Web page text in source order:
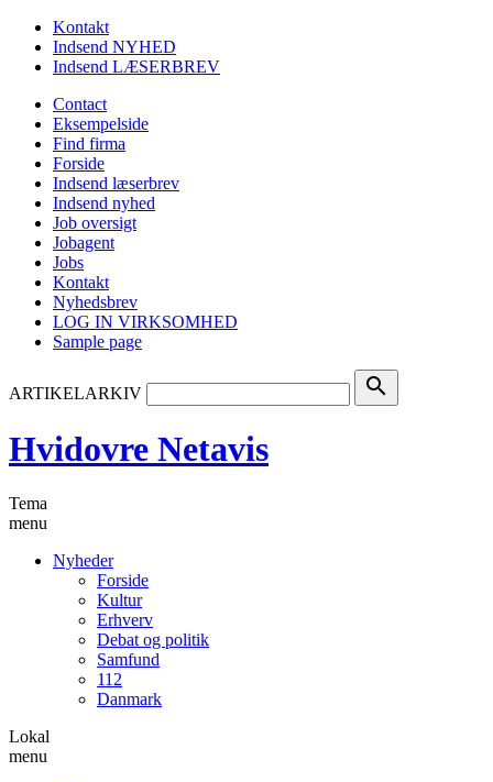
Kontakt
Indsend NYHED
Indsend LÆSERBREV
Contact
Eksempelside
Find firma
Forside
Indsend læserbrev
Indsend nyhed
Job oversigt
Jobagent
Jobs
Kontakt
Nyhedsbrev
LOG IN VIRKSOMHED
Sample page
ARTIKELARKIV search
Hvidovre Netavis
Tema
menu
Nyheder
Forside
Kultur
Erhverv
Debat og politik
Samfund
112
Danmark
Lokal
menu